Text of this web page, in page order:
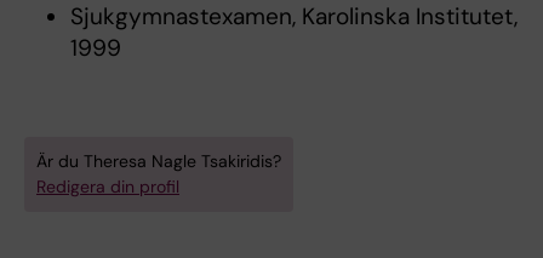
Sjukgymnastexamen, Karolinska Institutet,
1999
Är du Theresa Nagle Tsakiridis?
Redigera din profil